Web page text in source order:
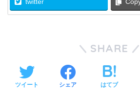
SHARE
ツイート シェア はてブ